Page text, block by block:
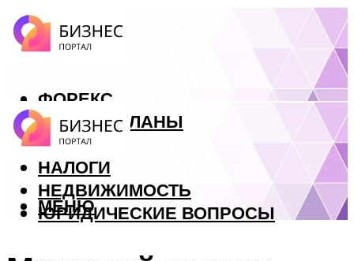
ФОРЕКС
БИЗНЕС ПЛАНЫ
КРЕДИТЫ
НАЛОГИ
НЕДВИЖИМОСТЬ
ЮРИДИЧЕСКИЕ ВОПРОСЫ
МЕНЮ